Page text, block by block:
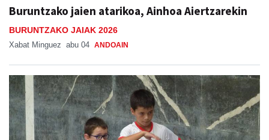
Buruntzako jaien atarikoa, Ainhoa Aiertzarekin
BURUNTZAKO JAIAK 2026
Xabat Minguez abu 04 ANDOAIN